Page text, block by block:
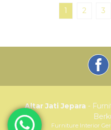
1 2 3
Altar Jati Jepara-
Furniture Interior